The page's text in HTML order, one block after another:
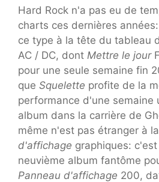
Hard Rock n'a pas eu de
charts ces dernières
ce type à la tête du tableau
AC / DC, dont Mettre le jour
pour une seule semaine fin
que Squelette profite de la
performance d'une semaine
album dans la carrière de
même n'est pas étranger à la
d'affichage graphiques:
neuvième album fantôme
Panneau d'affichage 200,